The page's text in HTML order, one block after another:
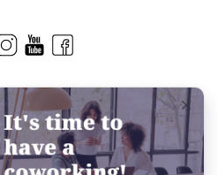
Some rights reserved.